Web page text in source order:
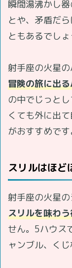
瞬間湯沸かし
とや、矛盾だ
ともあるでしょ
射手座の火星の
冒険の旅に出
の中でじっと
くても外に出
がおすすめです
スリルはほど
射手座の火星
スリルを味わ
せん。5ハウス
ャンブル、く